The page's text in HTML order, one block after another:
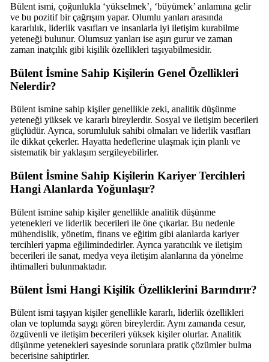
Bülent ismi, çoğunlukla ‘yükselmek’, ‘büyümek’ anlamına gelir
ve bu pozitif bir çağrışım yapar. Olumlu yanları arasında
kararlılık, liderlik vasıfları ve insanlarla iyi iletişim kurabilme
yeteneği bulunur. Olumsuz yanları ise aşırı gurur ve zaman
zaman inatçılık gibi kişilik özellikleri taşıyabilmesidir.
Bülent İsmine Sahip Kişilerin Genel Özellikleri
Nelerdir?
Bülent ismine sahip kişiler genellikle zeki, analitik düşünme
yeteneği yüksek ve kararlı bireylerdir. Sosyal ve iletişim becerileri
güçlüdür. Ayrıca, sorumluluk sahibi olmaları ve liderlik vasıfları
ile dikkat çekerler. Hayatta hedeflerine ulaşmak için planlı ve
sistematik bir yaklaşım sergileyebilirler.
Bülent İsmine Sahip Kişilerin Kariyer Tercihleri
Hangi Alanlarda Yoğunlaşır?
Bülent ismine sahip kişiler genellikle analitik düşünme
yetenekleri ve liderlik becerileri ile öne çıkarlar. Bu nedenle
mühendislik, yönetim, finans ve eğitim gibi alanlarda kariyer
tercihleri yapma eğilimindedirler. Ayrıca yaratıcılık ve iletişim
becerileri ile sanat, medya veya iletişim alanlarına da yönelme
ihtimalleri bulunmaktadır.
Bülent İsmi Hangi Kişilik Özelliklerini Barındırır?
Bülent ismi taşıyan kişiler genellikle kararlı, liderlik özellikleri
olan ve toplumda saygı gören bireylerdir. Aynı zamanda cesur,
özgüvenli ve iletişim becerileri yüksek kişiler olurlar. Analitik
düşünme yetenekleri sayesinde sorunlara pratik çözümler bulma
becerisine sahiptirler.